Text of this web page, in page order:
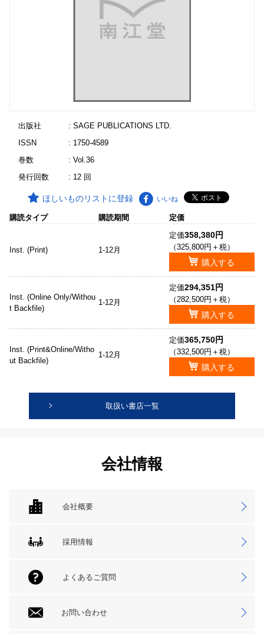
出版社
: SAGE PUBLICATIONS LTD.
ISSN
: 1750-4589
巻数
: Vol.36
発行回数
: 12 回
ほしいものリストに登録 いいね
購読タイプ 購読期間 定価
Inst. (Print) 1-12月
定価358,380円
（325,800円＋税）
購入する
Inst. (Online Only/Withou
t Backfile)
1-12月
定価294,351円
（282,500円＋税）
購入する
Inst. (Print&Online/Witho
ut Backfile)
1-12月
定価365,750円
（332,500円＋税）
購入する
取扱い書店一覧
会社情報
会社概要
採用情報
よくあるご質問
お問い合わせ